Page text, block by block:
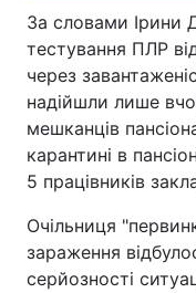
За словами Ірини
тестування ПЛР
через
надійшли лише
мешканців
карантині в
5 працівників
Очільниця
зараження
серйозності